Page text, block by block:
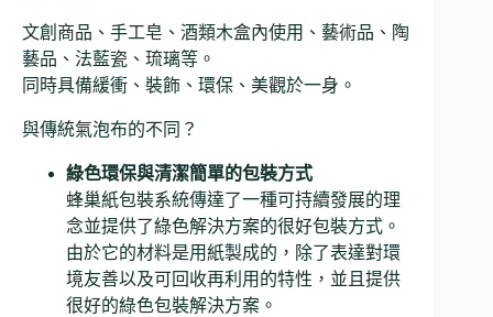
文創商品、手工皂、酒類木盒內使用、藝術品、陶
藝品、法藍瓷、琉璃等。
同時具備緩衝、裝飾、環保、美觀於一身。
與傳統氣泡布的不同？
綠色環保與清潔簡單的包裝方式
蜂巢紙包裝系統傳達了一種可持續發展的理
念並提供了綠色解決方案的很好包裝方式。
由於它的材料是用紙製成的，除了表達對環
境友善以及可回收再利用的特性，並且提供
很好的綠色包裝解決方案。